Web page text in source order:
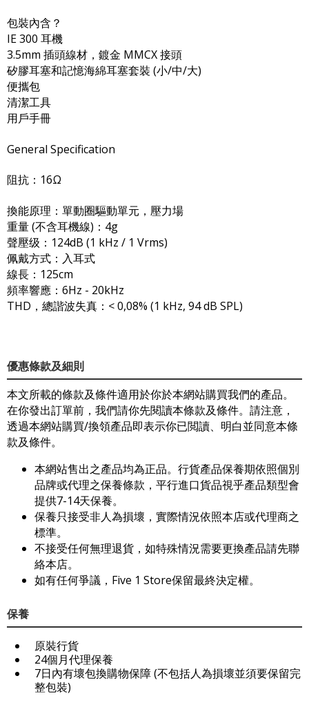
包裝內含？
IE 300 耳機
3.5mm 插頭線材，鍍金 MMCX 接頭
矽膠耳塞和記憶海綿耳塞套裝 (小/中/大)
便攜包
清潔工具
用戶手冊
General Specification
阻抗：16Ω
換能原理：單動圈驅動單元，壓力場
重量 (不含耳機線)：4g
聲壓级：124dB (1 kHz / 1 Vrms)
佩戴方式：入耳式
線長：125cm
頻率響應：6Hz - 20kHz
THD，總諧波失真：< 0,08% (1 kHz, 94 dB SPL)
優惠條款及細則
本文所載的條款及條件適用於你於本網站購買我們的產品。
在你發出訂單前，我們請你先閱讀本條款及條件。請注意，
透過本網站購買/換領產品即表示你已閲讀、明白並同意本條
款及條件。
本網站售出之產品均為正品。行貨產品保養期依照個別
品牌或代理之保養條款，平行進口貨品視乎產品類型會
提供7-14天保養。
保養只接受非人為損壞，實際情況依照本店或代理商之
標準。
不接受任何無理退貨，如特殊情況需要更換產品請先聯
絡本店。
如有任何爭議，Five 1 Store保留最終決定權。
保養
原裝行貨
24個月代理保養
7日內有壞包換購物保障 (不包括人為損壞並須要保留完
整包裝)